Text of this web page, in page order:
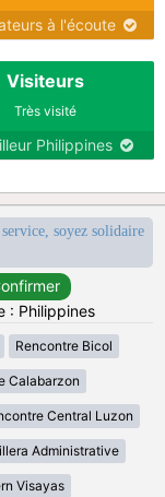
à l'écoute
Visiteurs
Très visité
Philippines
soyez solidaire
: Philippines
Rencontre Bicol
Calabarzon
Central Luzon
Administrative
Visayas